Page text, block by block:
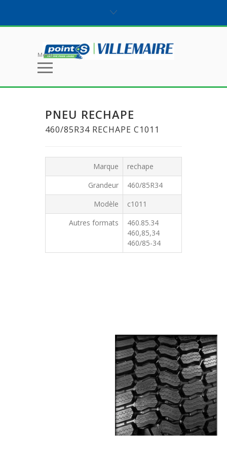
Menu
PNEU RECHAPE
460/85R34 RECHAPE C1011
Marque
rechape
Grandeur
460/85R34
Modèle
c1011
Autres formats
460.85.34
460,85,34
460/85-34